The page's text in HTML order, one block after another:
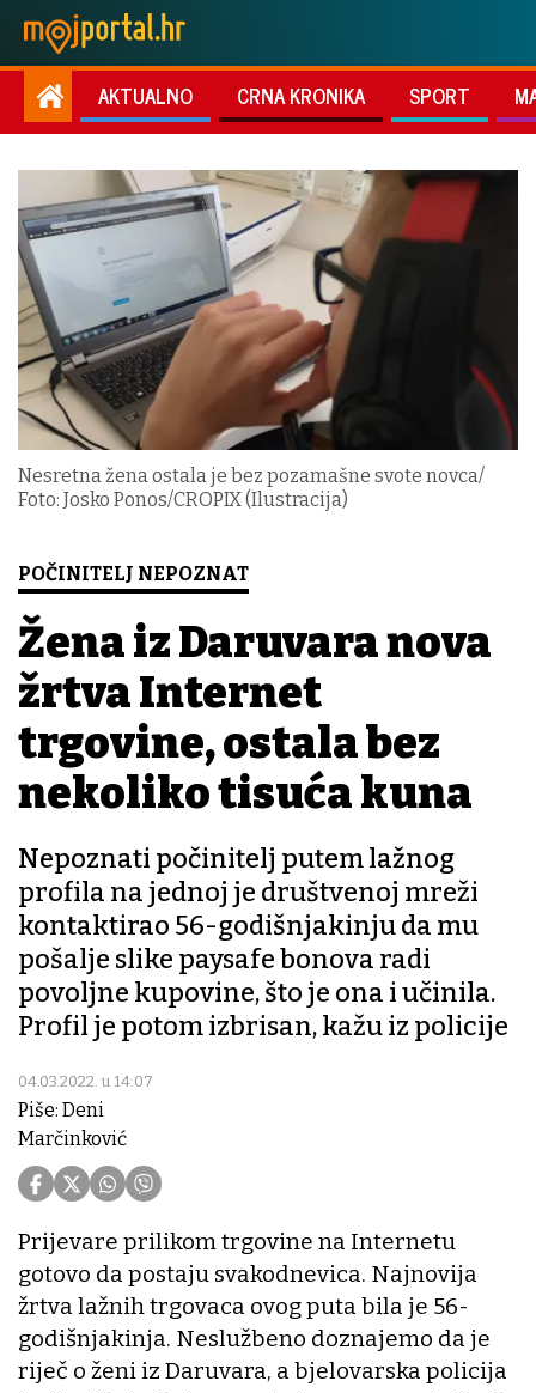
AKTUALNO CRNA KRONIKA SPORT
Nesretna žena ostala je bez pozamašne svote novca/
Foto: Josko Ponos/CROPIX (Ilustracija)
POČINITELJ NEPOZNAT
Žena iz Daruvara nova
žrtva Internet
trgovine, ostala bez
nekoliko tisuća kuna
Nepoznati počinitelj putem lažnog
profila na jednoj je društvenoj mreži
kontaktirao 56-godišnjakinju da mu
pošalje slike paysafe bonova radi
povoljne kupovine, što je ona i učinila.
Profil je potom izbrisan, kažu iz policije
04.03.2022. u 14:07
Piše: Deni
Marčinković
Prijevare prilikom trgovine na Internetu
gotovo da postaju svakodnevica. Najnovija
žrtva lažnih trgovaca ovog puta bila je 56-
godišnjakinja. Neslužbeno doznajemo da je
riječ o ženi iz Daruvara, a bjelovarska policija